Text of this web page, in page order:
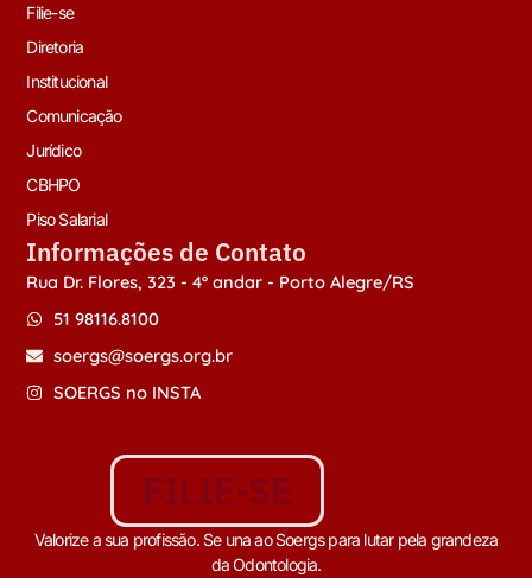
Filie-se
Diretoria
Institucional
Comunicação
Jurídico
CBHPO
Piso Salarial
Informações de Contato
Rua Dr. Flores, 323 - 4º andar - Porto Alegre/RS
51 98116.8100
soergs@soergs.org.br
SOERGS no INSTA
FILIE-SE
Valorize a sua profissão. Se una ao Soergs para lutar pela grandeza
da Odontologia.